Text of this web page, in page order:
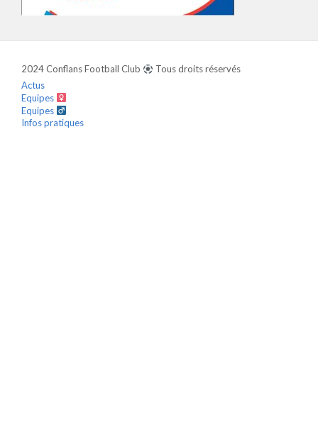
2024 Conflans Football Club
Tous droits réservés
Actus
Equipes
Equipes
Infos pratiques